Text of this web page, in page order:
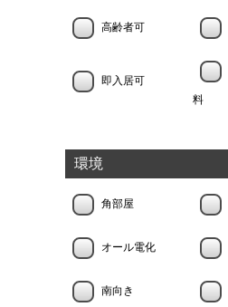
高齢者可
即入居可
料
環境
角部屋
オール電化
南向き